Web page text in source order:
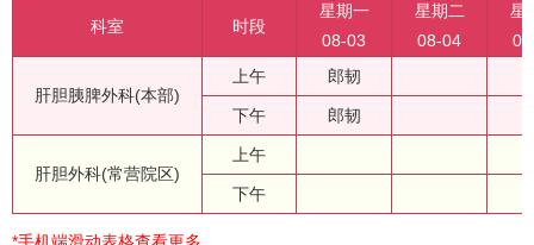
科室 时段
星期一
08-03
星期二
08-04
星
肝胆胰脾外科(本部)
上午 郎韧
下午 郎韧
肝胆外科(常营院区)
上午
下午